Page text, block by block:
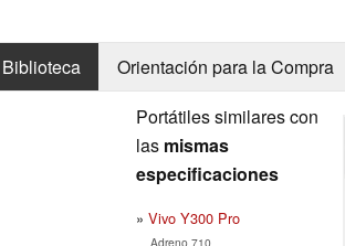
Biblioteca Orientación para la Compra
Portátiles similares con
las mismas
especificaciones
Vivo Y300 Pro
Adreno 710